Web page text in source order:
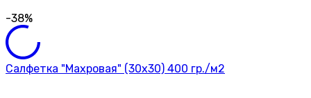
-38%
Салфетка "Махровая" (30х30) 400 гр./м2